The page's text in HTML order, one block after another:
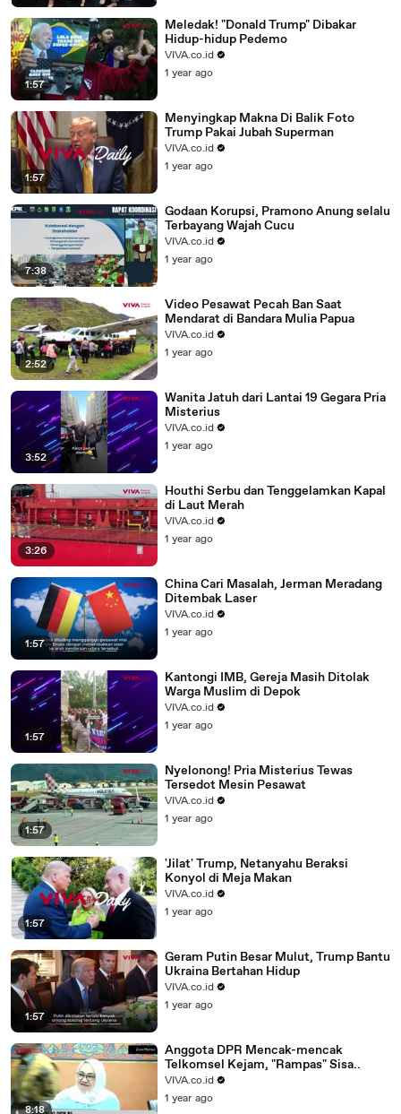
1:57
Meledak! "Donald Trump" Dibakar
Hidup-hidup Pedemo
VIVA.co.id
1 year ago
1:57
Menyingkap Makna Di Balik Foto
Trump Pakai Jubah Superman
VIVA.co.id
1 year ago
7:38
Godaan Korupsi, Pramono Anung selalu
Terbayang Wajah Cucu
VIVA.co.id
1 year ago
2:52
Video Pesawat Pecah Ban Saat
Mendarat di Bandara Mulia Papua
VIVA.co.id
1 year ago
3:52
Wanita Jatuh dari Lantai 19 Gegara Pria
Misterius
VIVA.co.id
1 year ago
3:26
Houthi Serbu dan Tenggelamkan Kapal
di Laut Merah
VIVA.co.id
1 year ago
1:57
China Cari Masalah, Jerman Meradang
Ditembak Laser
VIVA.co.id
1 year ago
1:57
Kantongi IMB, Gereja Masih Ditolak
Warga Muslim di Depok
VIVA.co.id
1 year ago
1:57
Nyelonong! Pria Misterius Tewas
Tersedot Mesin Pesawat
VIVA.co.id
1 year ago
1:57
'Jilat' Trump, Netanyahu Beraksi
Konyol di Meja Makan
VIVA.co.id
1 year ago
1:57
Geram Putin Besar Mulut, Trump Bantu
Ukraina Bertahan Hidup
VIVA.co.id
1 year ago
8:18
Anggota DPR Mencak-mencak
Telkomsel Kejam, "Rampas" Sisa..
VIVA.co.id
1 year ago